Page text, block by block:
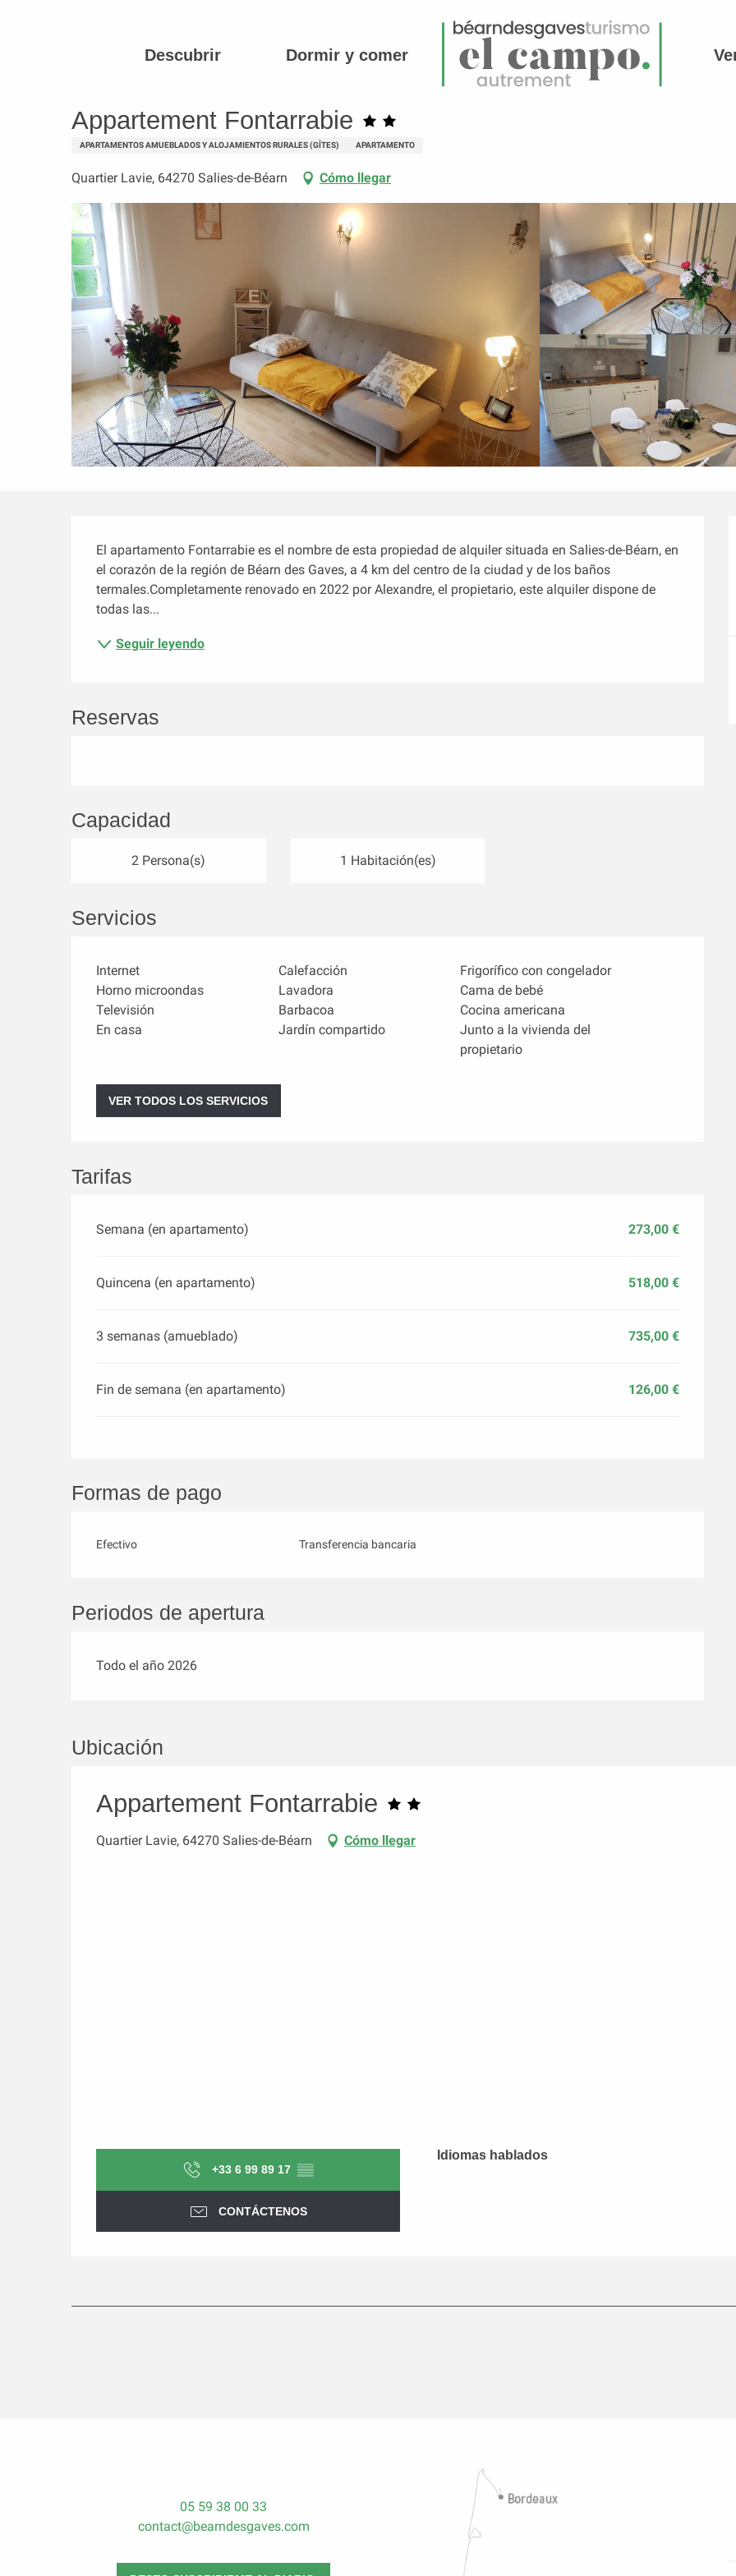
Descubrir Dormir y comer
Appartement Fontarrabie
Appartement Fontarrabie
APARTAMENTOS AMUEBLADOS Y ALOJAMIENTOS RURALES (GÎTES) APARTAMENTO
Quartier Lavie, 64270 Salies-de-Béarn Cómo llegar
El apartamento Fontarrabie es el nombre de esta propiedad de alquiler situada en Salies-de-Béarn, en
el corazón de la región de Béarn des Gaves, a 4 km del centro de la ciudad y de los baños
termales.Completamente renovado en 2022 por Alexandre, el propietario, este alquiler dispone de
todas las...
Seguir leyendo
Reservas
Capacidad
2 Persona(s) 1 Habitación(es)
Servicios
Internet Calefacción
Frigorífico con congelador
Horno microondas
Lavadora
Cama de bebé
Televisión
Barbacoa
Cocina americana
En casa
Jardín compartido
Junto a la vivienda del
propietario
VER TODOS LOS SERVICIOS
Tarifas
Semana (en apartamento) 273,00 €
Quincena (en apartamento) 518,00 €
3 semanas (amueblado) 735,00 €
Fin de semana (en apartamento) 126,00 €
Formas de pago
Efectivo Transferencia bancaria
Periodos de apertura
Todo el año 2026
Ubicación
Appartement Fontarrabie
Quartier Lavie, 64270 Salies-de-Béarn Cómo llegar
+33 6 99 89 17 ▒▒
CONTÁCTENOS
Idiomas hablados
Idiomas hablados
05 59 38 00 33
contact@bearndesgaves.com